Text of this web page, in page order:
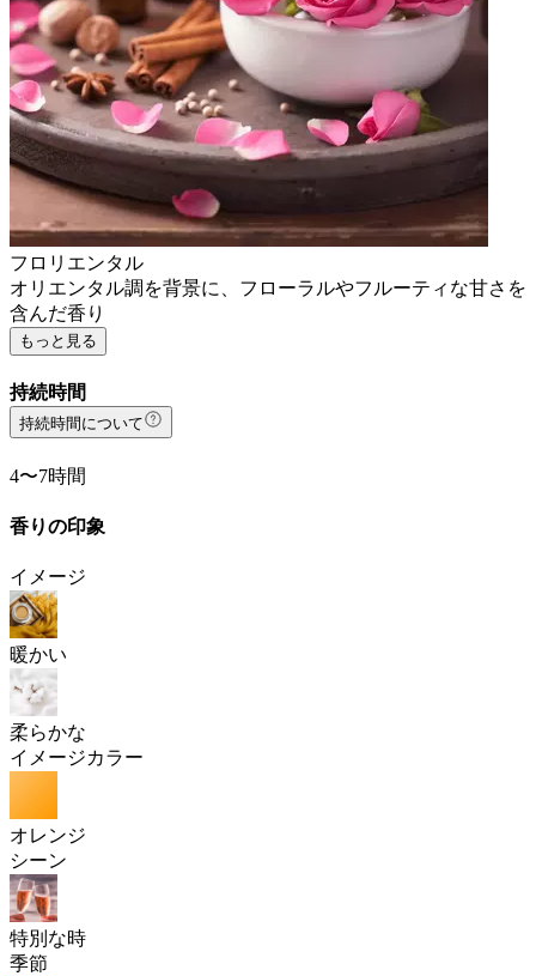
フロリエンタル
オリエンタル調を背景に、フローラルやフルーティな甘さを
含んだ香り
もっと見る
持続時間
持続時間について
4〜7時間
香りの印象
イメージ
暖かい
柔らかな
イメージカラー
オレンジ
シーン
特別な時
季節